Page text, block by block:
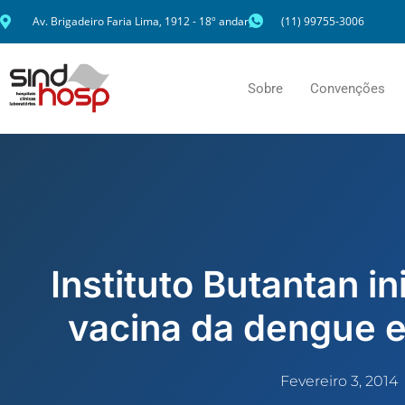
Ir
conteúdo
Av. Brigadeiro Faria Lima, 1912 - 18º andar (11) 99755-3006
Sobre Convenções
Instituto Butantan
vacina da dengue
Fevereiro 3, 2014